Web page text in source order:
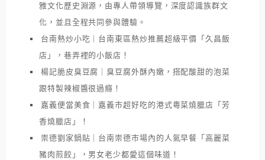
雅文化歷史淵源，由專人帶領導覽，深度認識族群文
化，並且全程共同參與體驗。
台南熱炒小吃｜台南東區熱炒推薦超級平價「久昌飯
店」，巷弄裡的小飯店！
楊記脆皮臭豆腐｜臭豆腐外酥內嫩，搭配酸甜的泡菜
跟特製辣椒醬很過癮！
嘉義便當美食｜嘉義市超好吃的港式粵菜燒臘店「芳
香燒臘店」！
崇德劉家鍋貼｜台南崇德市場內的人氣早餐「高麗菜
豬肉煎餃」，男女老少都愛這個味道！